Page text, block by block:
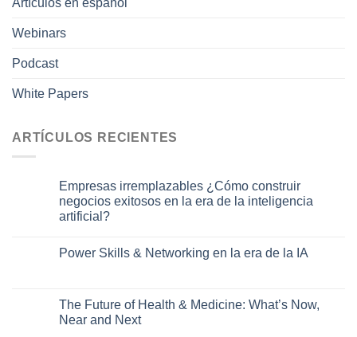
Webinars
Podcast
White Papers
ARTÍCULOS RECIENTES
Empresas irremplazables ¿Cómo construir
negocios exitosos en la era de la inteligencia
artificial?
Power Skills & Networking en la era de la IA
The Future of Health & Medicine: What’s Now,
Near and Next